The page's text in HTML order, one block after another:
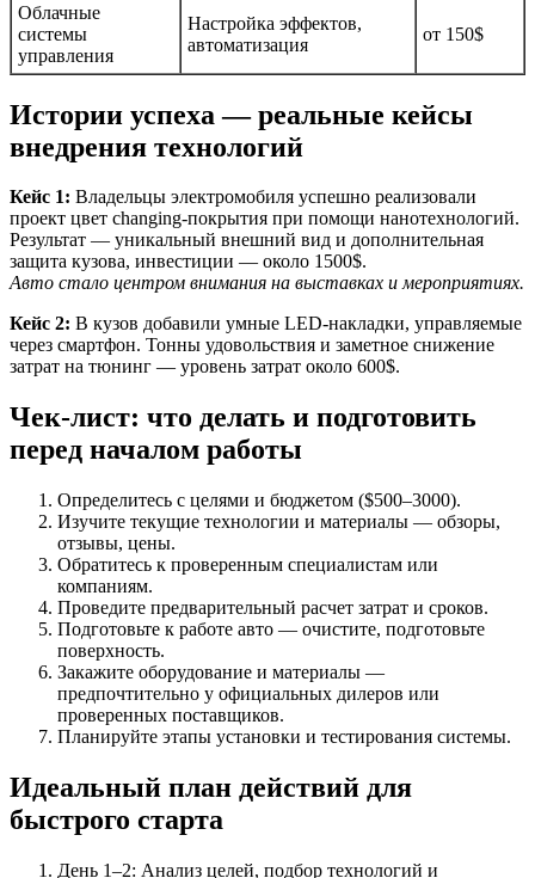
Облачные
системы
управления
Настройка эффектов,
автоматизация
от 150$
Истории успеха — реальные кейсы
внедрения технологий
Кейс 1: Владельцы электромобиля успешно реализовали
проект цвет changing-покрытия при помощи нанотехнологий.
Результат — уникальный внешний вид и дополнительная
защита кузова, инвестиции — около 1500$.
Авто стало центром внимания на выставках и мероприятиях.
Кейс 2: В кузов добавили умные LED-накладки, управляемые
через смартфон. Тонны удовольствия и заметное снижение
затрат на тюнинг — уровень затрат около 600$.
Чек-лист: что делать и подготовить
перед началом работы
Определитесь с целями и бюджетом ($500–3000).
Изучите текущие технологии и материалы — обзоры,
отзывы, цены.
Обратитесь к проверенным специалистам или
компаниям.
Проведите предварительный расчет затрат и сроков.
Подготовьте к работе авто — очистите, подготовьте
поверхность.
Закажите оборудование и материалы —
предпочтительно у официальных дилеров или
проверенных поставщиков.
Планируйте этапы установки и тестирования системы.
Идеальный план действий для
быстрого старта
День 1–2: Анализ целей, подбор технологий и